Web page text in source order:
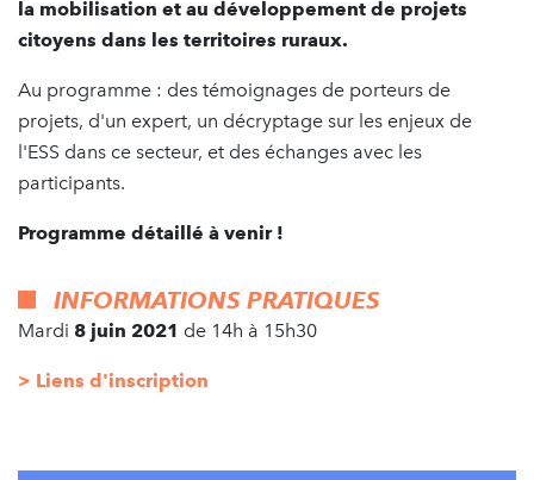
la mobilisation et au développement de projets
citoyens dans les territoires ruraux.
Au programme : des témoignages de porteurs de
projets, d'un expert, un décryptage sur les enjeux de
l'ESS dans ce secteur, et des échanges avec les
participants.
Programme détaillé à venir !
INFORMATIONS PRATIQUES
Mardi 8 juin 2021 de 14h à 15h30
> Liens d'inscription